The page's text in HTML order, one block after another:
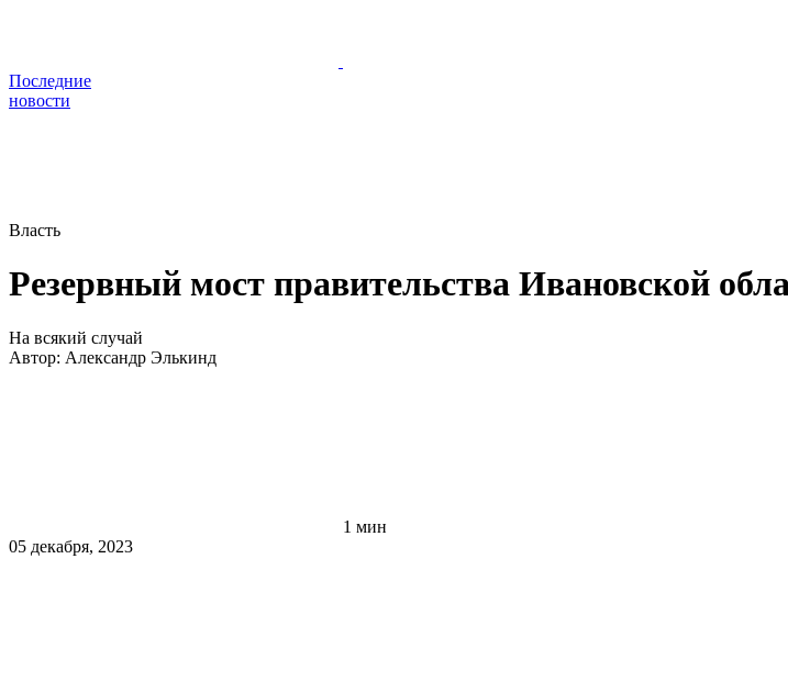
Последние
новости
Власть
Резервный мост правительства Ивановской
На всякий случай
Автор: Александр Элькинд
1 мин
05 декабря, 2023